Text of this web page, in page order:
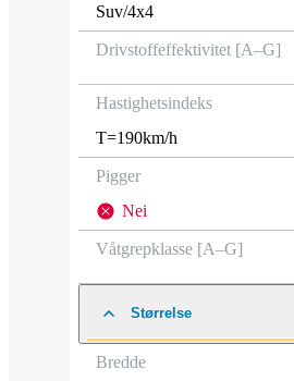
Suv/4x4
Drivstoffeffektivitet [A–G]
Hastighetsindeks
T=190km/h
Pigger
Nei
Våtgrepklasse [A–G]
Størrelse
Bredde